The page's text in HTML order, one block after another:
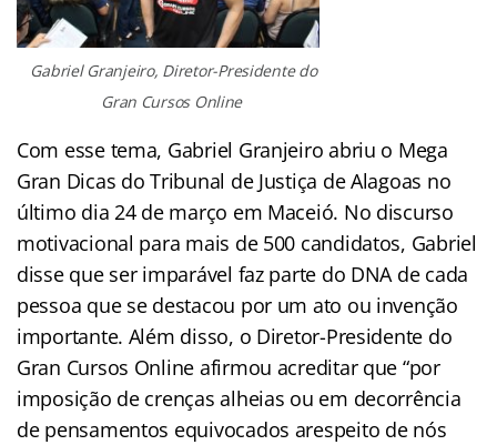
Gabriel Granjeiro, Diretor-Presidente do
Gran Cursos Online
Com esse tema, Gabriel Granjeiro abriu o Mega
Gran Dicas do Tribunal de Justiça de Alagoas no
último dia 24 de março em Maceió. No discurso
motivacional para mais de 500 candidatos, Gabriel
disse que ser imparável faz parte do DNA de cada
pessoa que se destacou por um ato ou invenção
importante. Além disso, o Diretor-Presidente do
Gran Cursos Online afirmou acreditar que “por
imposição de crenças alheias ou em decorrência
de pensamentos equivocados arespeito de nós